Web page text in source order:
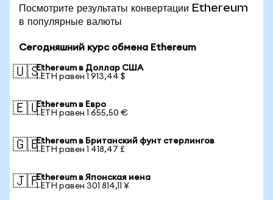
Посмотрите результаты конвертации Ethereum
в популярные валюты
Сегодняшний курс обмена Ethereum
🇺🇸Ethereum в Доллар США
1 ETH равен 1 913,44 $
🇪🇺Ethereum в Евро
1 ETH равен 1 655,50 €
🇬🇧Ethereum в Британский фунт стерлингов
1 ETH равен 1 418,47 £
🇯🇵Ethereum в Японская иена
1 ETH равен 301 814,11 ¥